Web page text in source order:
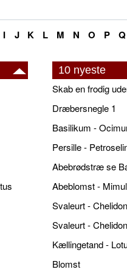
I J K L M N O P Q
10 nyeste
Dræbersnegle 1
Basilikum -
Persille -
Abebrødstræ se
Abeblomst -
Svaleurt -
Svaleurt -
Kællingetand -
Blomst